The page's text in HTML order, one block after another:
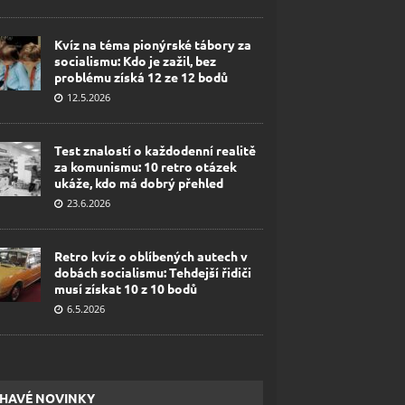
Kvíz na téma pionýrské tábory za
socialismu: Kdo je zažil, bez
problému získá 12 ze 12 bodů
12.5.2026
Test znalostí o každodenní realitě
za komunismu: 10 retro otázek
ukáže, kdo má dobrý přehled
23.6.2026
Retro kvíz o oblíbených autech v
dobách socialismu: Tehdejší řidiči
musí získat 10 z 10 bodů
6.5.2026
NOVINKY